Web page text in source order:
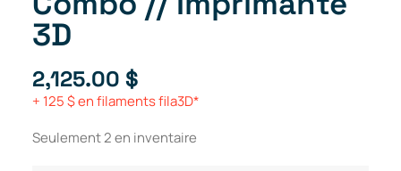
3D
2,125.00 $
+ 125 $ en filaments fila3D*
Seulement 2 en inventaire